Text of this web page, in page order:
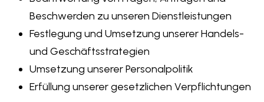
Beschwerden zu unseren Dienstleistungen
Festlegung und Umsetzung unserer Handels-
und Geschäftsstrategien
Umsetzung unserer Personalpolitik
Erfüllung unserer gesetzlichen Verpflichtungen